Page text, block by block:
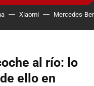
Xiaomi Mercedes-
al río: lo
ello en